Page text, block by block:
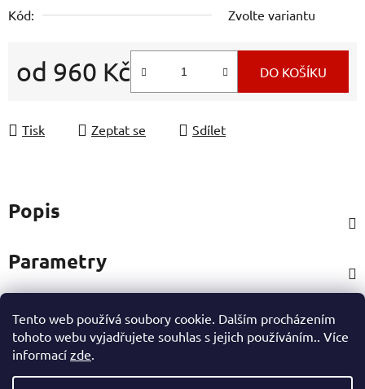
Tento web používá soubory cookie. Dalším procházením
tohoto webu vyjadřujete souhlas s jejich používáním.. Více
informací zde.
Kód:
Zvolte variantu
od 960 Kč DO KOŠÍKU
Tisk Zeptat se Sdílet
Popis
Parametry
Hodnocení
Ostatní informace